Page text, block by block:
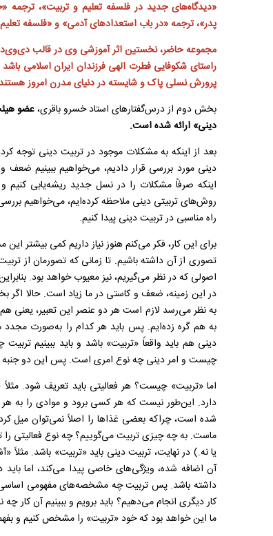
«دیدگاه‌های جدید در فلسفه تعلیم و تربیت»،
پدر»، ترجمه «در باب استعداد‌های آدمی» و «فلسفه
مجموعه حاضر، نخستین اثر آموزشی وی در قالب
راستای شکوفایی فطرت الهی فرزندان ایران اسلامی
پرورش نسلی پاک و شایسته در دنیای مدرن امروز
بخش دوم از درس‌گفتارهای استاد خسرو باقری،عضو
دینی» ارائه شده است.
بعد از اینکه به مشکلات موجود در تربیت دینی توجه
دینی مورد بررسی قرار دادیم، می‌خواهیم ببینیم ضعف
اینکه صرفاً مشکلات را در نسل جدید ریشه‌یابی کنیم
روش‌های تربیتی دینی ملاحظه کرده‌ایم، می‌خواهیم
راه مناسبی در تربیت دینی پیدا کنیم.
برای این کار، فکر می‌کنم هنوز نیاز داریم کمی بیشتر
تصوری از آن داشته باشیم. تا زمانی که تصورمان از
اصولی که در نظر می‌گیریم، نیز معیوب خواهد بود.
در این زمینه، ضعف و کاستی در ما زیاد است. حالا اگر
به نظر می‌رسد لازم است هر دو عنصر این تعبیر، یعنی
به هم گره زده‌ایم. پس باید هر کدام را به‌صورت مجدد
دینی هم باید واقعاً «تربیت» باشد و باید ببینیم
چیست و امر دینی چه نوع امری است. پس این دو جنبه
اما «تربیت» چیست؟ هر فعالیتی باید تعریف شود.
دارد. این‌طور نیست که هر کسی برود و موادی را به
شده است، چراکه بعضی غذا‌ها را اصلاً نمی‌توان میل
ماست. به چه چیزی تربیت می‌گوییم؟ چه نوع فعالیتی را
یا نه.) در نهایت، تربیت دینی باید «تربیت» باشد. مثلاً
آن اضافه شده، ویژگی‌های خاصی پیدا می‌کند، اما
داشته باشد. پس تربیت چه مشخصه‌های مفهومی اساسی
کار دیگری انجام می‌دهیم؟ باید برویم و ببینیم آن کار
ما این خواهد بود که خود «تربیت» را مشخص کنیم و